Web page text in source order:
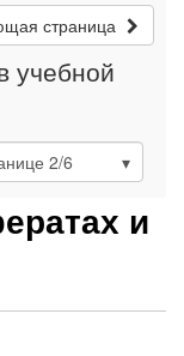
страница
учебной
2/6
и